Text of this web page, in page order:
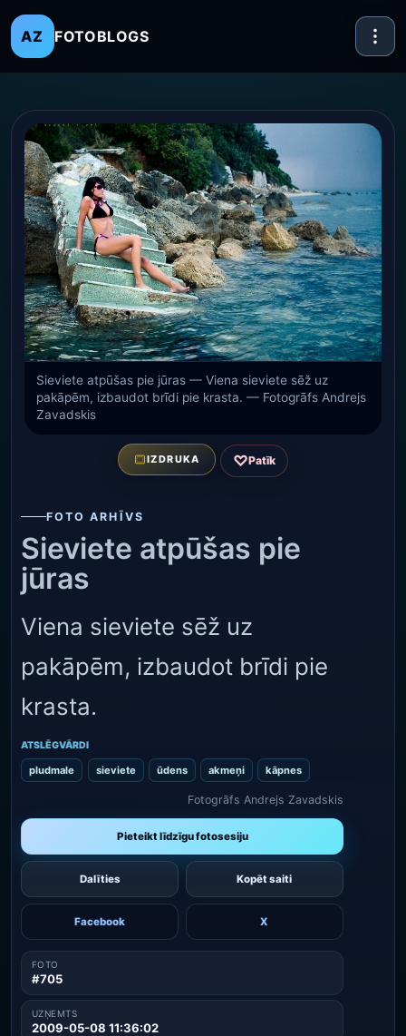
AZ FOTOBLOGS
Sieviete atpūšas pie jūras — Viena sieviete sēž uz
pakāpēm, izbaudot brīdi pie krasta. — Fotogrāfs Andrejs
Zavadskis
IZDRUKA ♡Patīk
FOTO ARHĪVS
Sieviete atpūšas pie
jūras
Viena sieviete sēž uz
pakāpēm, izbaudot brīdi pie
krasta.
ATSLĒGVĀRDI
pludmale sieviete ūdens akmeņi kāpnes
Fotogrāfs Andrejs Zavadskis
Pieteikt līdzīgu fotosesiju
Dalīties Kopēt saiti
Facebook X
FOTO
#705
UZŅEMTS
2009-05-08 11:36:02